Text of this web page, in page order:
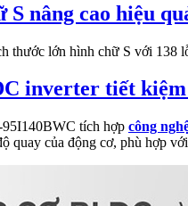
S nâng cao hiệu
thước lớn hình chữ S với 138
inverter tiết kiệm
tích hợp công
quay của động cơ, phù hợp